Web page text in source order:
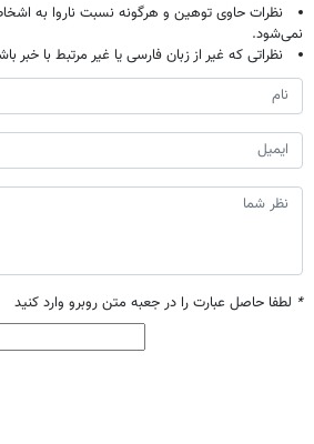
نظرات حاوی توهین و هرگونه نسبت ناروا به
نمی‌شود.
نظراتی که غیر از زبان فارسی یا غیر مرتبط با خبر
* لطفا حاصل عبارت را در جعبه متن روبرو وارد کنید